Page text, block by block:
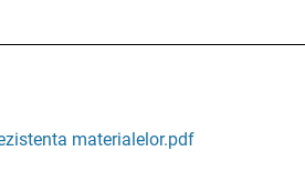
materialelor.pdf